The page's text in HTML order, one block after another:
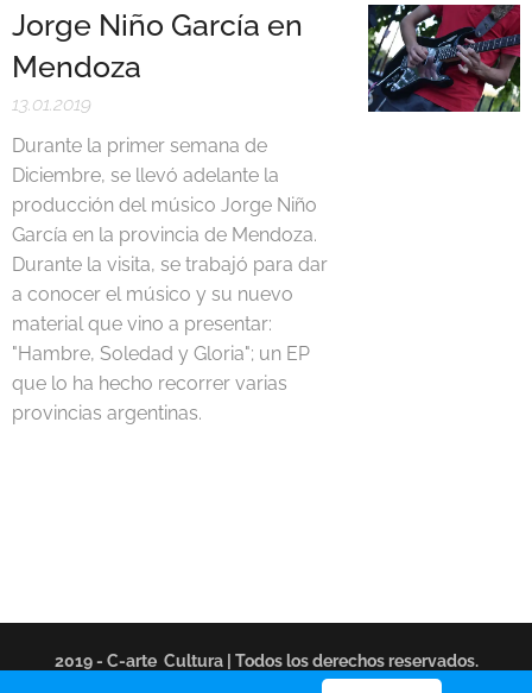
Jorge Niño García en
Mendoza
13.01.2019
Durante la primer semana de
Diciembre, se llevó adelante la
producción del músico Jorge Niño
García en la provincia de Mendoza.
Durante la visita, se trabajó para dar
a conocer el músico y su nuevo
material que vino a presentar:
"Hambre, Soledad y Gloria"; un EP
que lo ha hecho recorrer varias
provincias argentinas.
2019 - C-arte Cultura | Todos los derechos reservados.